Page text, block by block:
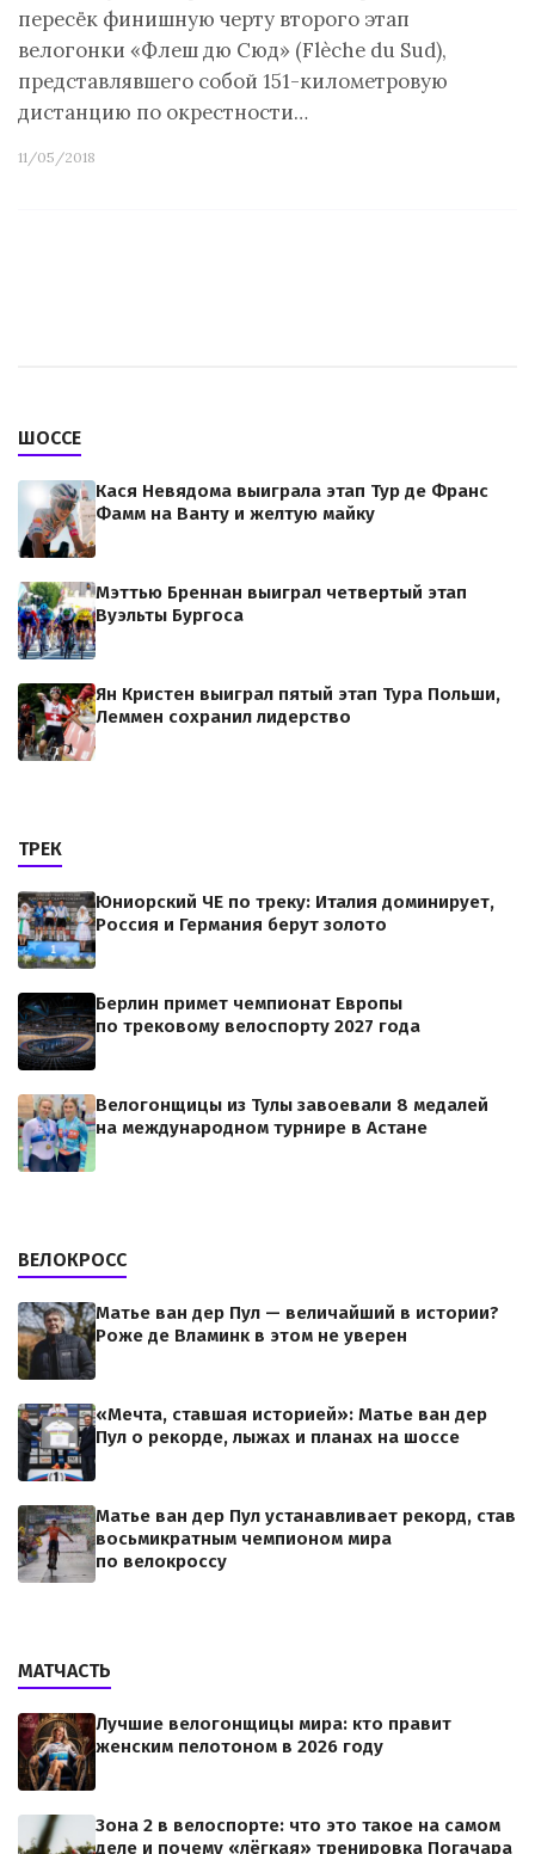
пересёк финишную черту второго этап
велогонки «Флеш дю Сюд» (Flèche du Sud),
представлявшего собой 151-километровую
дистанцию по окрестности…
11/05/2018
ШОССЕ
Кася Невядома выиграла этап Тур де Франс
Фамм на Ванту и желтую майку
Мэттью Бреннан выиграл четвертый этап
Вуэльты Бургоса
Ян Кристен выиграл пятый этап Тура Польши,
Леммен сохранил лидерство
ТРЕК
Юниорский ЧЕ по треку: Италия доминирует,
Россия и Германия берут золото
Берлин примет чемпионат Европы
по трековому велоспорту 2027 года
Велогонщицы из Тулы завоевали 8 медалей
на международном турнире в Астане
ВЕЛОКРОСС
Матье ван дер Пул — величайший в истории?
Роже де Вламинк в этом не уверен
«Мечта, ставшая историей»: Матье ван дер
Пул о рекорде, лыжах и планах на шоссе
Матье ван дер Пул устанавливает рекорд, став
восьмикратным чемпионом мира
по велокроссу
МАТЧАСТЬ
Лучшие велогонщицы мира: кто правит
женским пелотоном в 2026 году
Зона 2 в велоспорте: что это такое на самом
деле и почему «лёгкая» тренировка Погачара